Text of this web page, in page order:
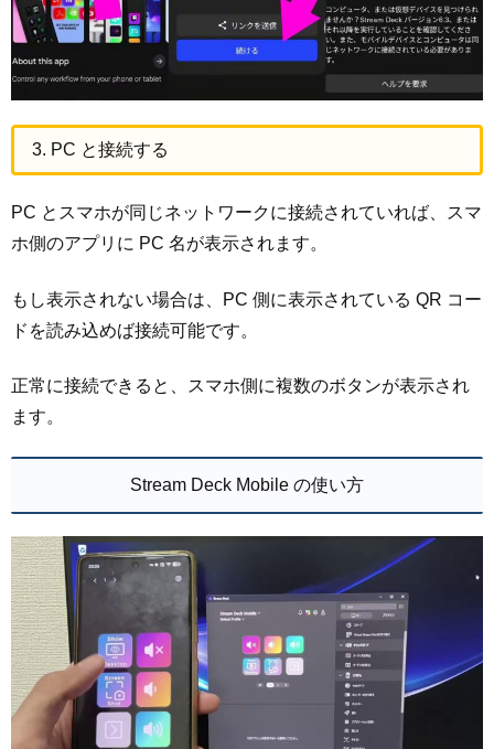
3. PC と接続する
PC とスマホが同じネットワークに接続されていれば、スマ
ホ側のアプリに PC 名が表示されます。
もし表示されない場合は、PC 側に表示されている QR コー
ドを読み込めば接続可能です。
正常に接続できると、スマホ側に複数のボタンが表示され
ます。
Stream Deck Mobile の使い方